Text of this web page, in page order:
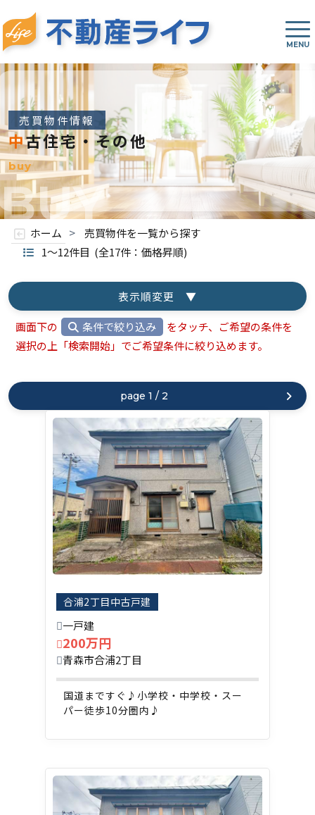
売買物件情報
中古住宅・その他
buy
BUY
ホーム >
売買物件を一覧から探す
1～12件目 (全17件：価格昇順)
表示順変更 ▼
画面下の 条件で絞り込み
をタッチ、ご希望の条件を
選択の上「検索開始」でご希望条件に絞り込めます。
価格昇順
価格降順
建物面積昇順
建物面積降順
土地面積昇順
土地面積降順
築年昇順
築年降順
page 1 / 2
合浦2丁目中古戸建
一戸建
200万円
青森市合浦2丁目
国道まですぐ♪小学校・中学校・スー
パー徒歩10分圏内♪